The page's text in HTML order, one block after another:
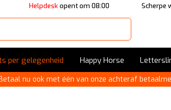
Helpdeskopent om 08:00 Scherpe
per gelegenheid Happy Horse
nu ook met één van onze achteraf